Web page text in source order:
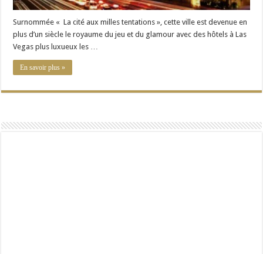
Surnommée « La cité aux milles tentations », cette ville est devenue en
plus d’un siècle le royaume du jeu et du glamour avec des hôtels à Las
Vegas plus luxueux les …
En savoir plus »